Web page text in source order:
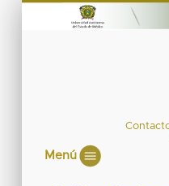
Menú